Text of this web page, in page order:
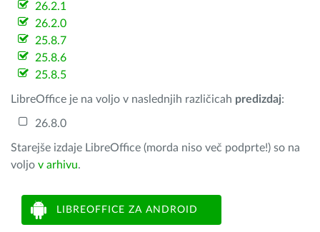
26.2.1
26.2.0
25.8.7
25.8.6
25.8.5
LibreOffice je na voljo v naslednjih različicah predizdaj:
26.8.0
Starejše izdaje LibreOffice (morda niso več podprte!) so na
voljo v arhivu.
LIBREOFFICE ZA ANDROID